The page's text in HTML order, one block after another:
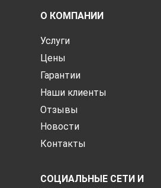
О КОМПАНИИ
Услуги
Цены
Гарантии
Наши клиенты
Отзывы
Новости
Контакты
СОЦИАЛЬНЫЕ СЕТИ И